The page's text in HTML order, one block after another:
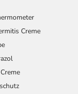
Creme